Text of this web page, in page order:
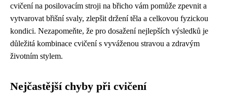
cvičení na posilovacím stroji na břicho vám pomůže zpevnit a
vytvarovat břišní svaly, zlepšit držení těla a celkovou fyzickou
kondici. Nezapomeňte, že pro dosažení nejlepších výsledků je
důležitá kombinace cvičení s vyváženou stravou a zdravým
životním stylem.
Nejčastější chyby při cvičení